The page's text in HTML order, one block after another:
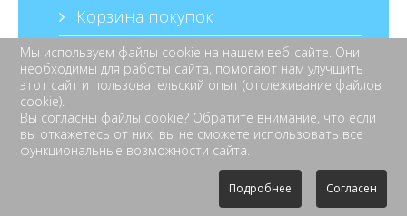
Корзина покупок
Список заказов
Каталог автозапчастей
Карта сайта
Березюк»
Мы используем файлы cookie на нашем веб-сайте. Они
необходимы для работы сайта, помогают нам улучшить
этот сайт и пользовательский опыт (отслеживание файлов
cookie).
Вы согласны файлы cookie? Обратите внимание, что если
вы откажетесь от них, вы не сможете использовать все
функциональные возможности сайта.
Подробнее Согласен